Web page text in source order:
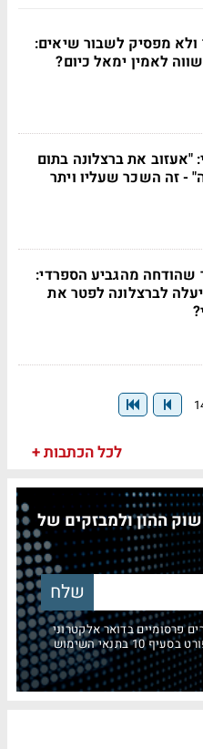
בן 16 ולא מפסיק לשבור שיאים:
לאמין ימאל כיום?
"אעזוב את ברצלונה בתום
- זה השכר שעליו ויתר
שהודחה מהגביע הספרדי:
לברצלונה לפטר את
לכל הכתבות +
ההון ולמבזקים של
פרסומיים בדואר אלקטרוני
בתנאי השימוש